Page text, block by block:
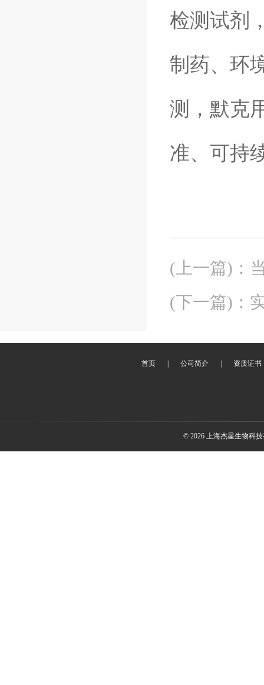
检测试剂
制药、环
测，默克
准、可持
(上一篇) ：
(下一篇) ：
首页 公司简介 资质证书
© 2026 上海杰星生物科